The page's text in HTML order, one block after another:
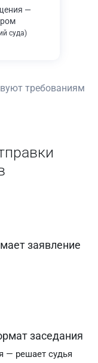
—
суда)
требованиям
заявление
заседания
— решает судья